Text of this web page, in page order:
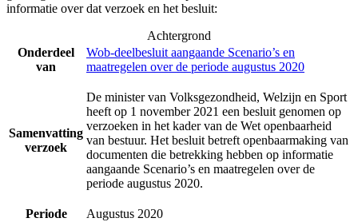
informatie over dat verzoek en het besluit:
Achtergrond
Onderdeel
van
Wob-deelbesluit aangaande Scenario’s en
maatregelen over de periode augustus 2020
Samenvatting
verzoek
De minister van Volksgezondheid, Welzijn en Sport
heeft op 1 november 2021 een besluit genomen op
verzoeken in het kader van de Wet openbaarheid
van bestuur. Het besluit betreft openbaarmaking van
documenten die betrekking hebben op informatie
aangaande Scenario’s en maatregelen over de
periode augustus 2020.
Periode
Augustus 2020